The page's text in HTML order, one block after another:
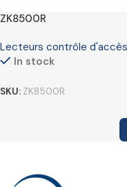
ZK8500R
Lecteurs contrôle d'accès
In stock
SKU: ZK8500R